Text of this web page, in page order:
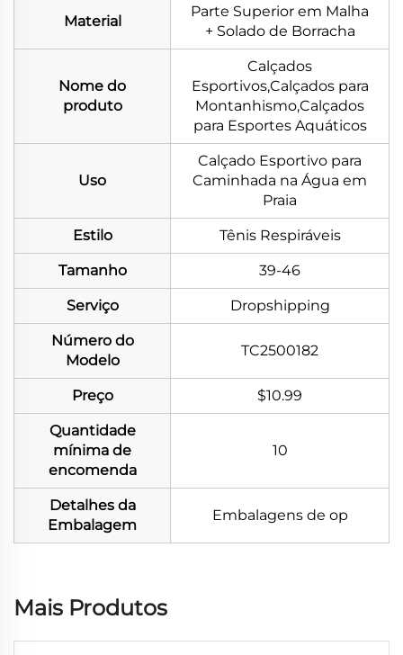
Material
Parte Superior em Malha
+ Solado de Borracha
Nome do
produto
Calçados
Esportivos,Calçados para
Montanhismo,Calçados
para Esportes Aquáticos
Uso
Calçado Esportivo para
Caminhada na Água em
Praia
Estilo Tênis Respiráveis
Tamanho 39-46
Serviço Dropshipping
Número do
Modelo
TC2500182
Preço $10.99
Quantidade
mínima de
encomenda
10
Detalhes da
Embalagem
Embalagens de op
Mais Produtos